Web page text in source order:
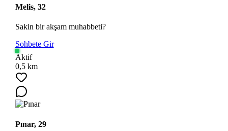
Melis, 32
Sakin bir akşam muhabbeti?
Sohbete Gir
Aktif
0,5 km
Pınar, 29